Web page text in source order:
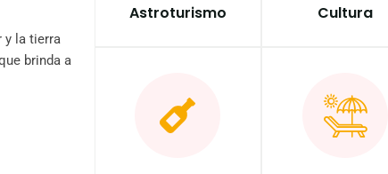
y la tierra
brinda a
Astroturismo Cultura